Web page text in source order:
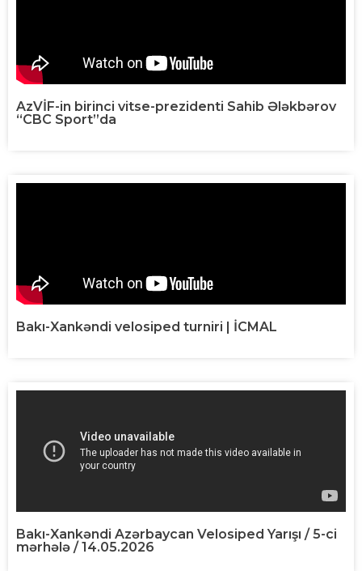
AzVİF-in birinci vitse-prezidenti Sahib Ələkbərov
“CBC Sport”da
Bakı-Xankəndi velosiped turniri | İCMAL
Bakı-Xankəndi Azərbaycan Velosiped Yarışı / 5-ci
mərhələ / 14.05.2026